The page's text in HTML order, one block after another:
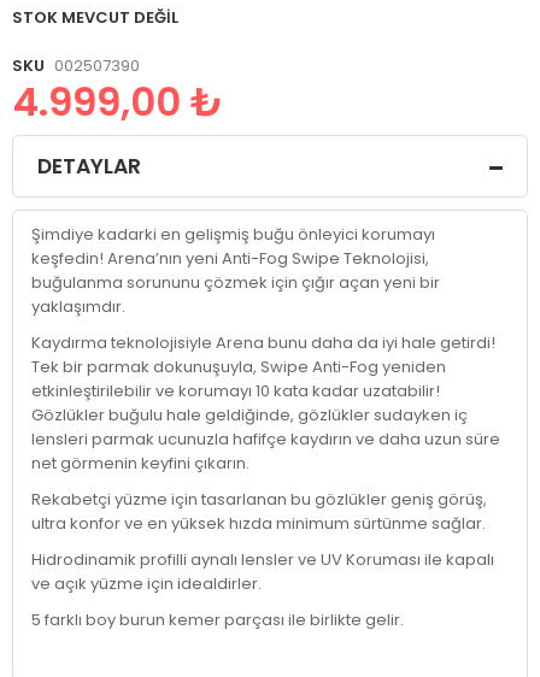
STOK MEVCUT DEĞIL
SKU 002507390
4.999,00 ₺
başlangıcına
DETAYLAR
Şimdiye kadarki en gelişmiş buğu önleyici korumayı
keşfedin! Arena’nın yeni Anti-Fog Swipe Teknolojisi,
buğulanma sorununu çözmek için çığır açan yeni bir
yaklaşımdır.
Kaydırma teknolojisiyle Arena bunu daha da iyi hale getirdi!
Tek bir parmak dokunuşuyla, Swipe Anti-Fog yeniden
etkinleştirilebilir ve korumayı 10 kata kadar uzatabilir!
Gözlükler buğulu hale geldiğinde, gözlükler sudayken iç
lensleri parmak ucunuzla hafifçe kaydırın ve daha uzun süre
net görmenin keyfini çıkarın.
Rekabetçi yüzme için tasarlanan bu gözlükler geniş görüş,
ultra konfor ve en yüksek hızda minimum sürtünme sağlar.
Hidrodinamik profilli aynalı lensler ve UV Koruması ile kapalı
ve açık yüzme için idealdirler.
5 farklı boy burun kemer parçası ile birlikte gelir.